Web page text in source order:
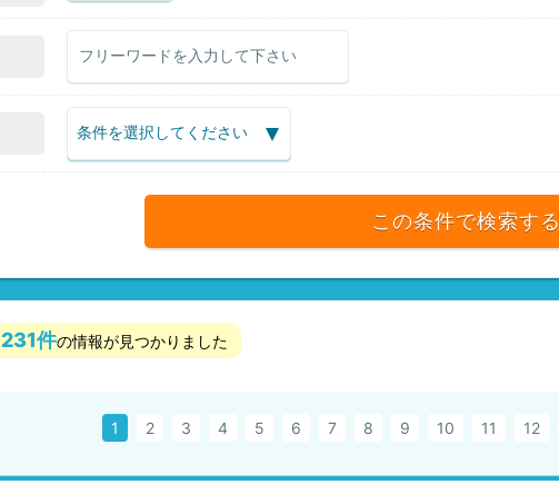
この条件で検索する
231件の情報が見つかりました
1 2 3 4 5 6 7 8 9 10 11 12